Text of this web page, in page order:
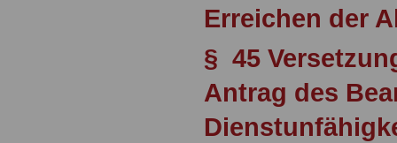
Erreichen der
§ 45
Antrag des